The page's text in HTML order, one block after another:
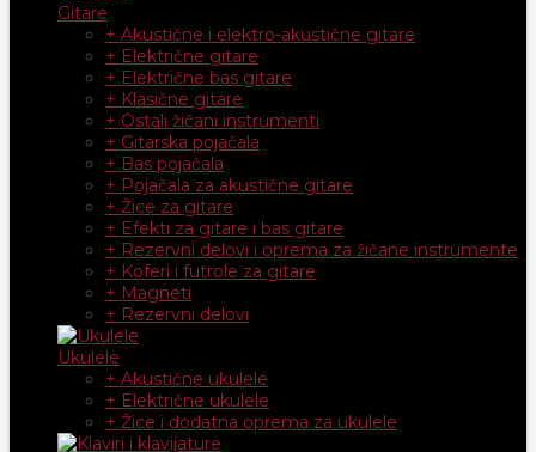
Gitare
+ Akustične i elektro-akustične gitare
+ Električne gitare
+ Električne bas gitare
+ Klasične gitare
+ Ostali žičani instrumenti
+ Gitarska pojačala
+ Bas pojačala
+ Pojačala za akustične gitare
+ Žice za gitare
+ Efekti za gitare i bas gitare
+ Rezervni delovi i oprema za žičane instrumente
+ Koferi i futrole za gitare
+ Magneti
+ Rezervni delovi
Ukulele
+ Akustične ukulele
+ Električne ukulele
+ Žice i dodatna oprema za ukulele